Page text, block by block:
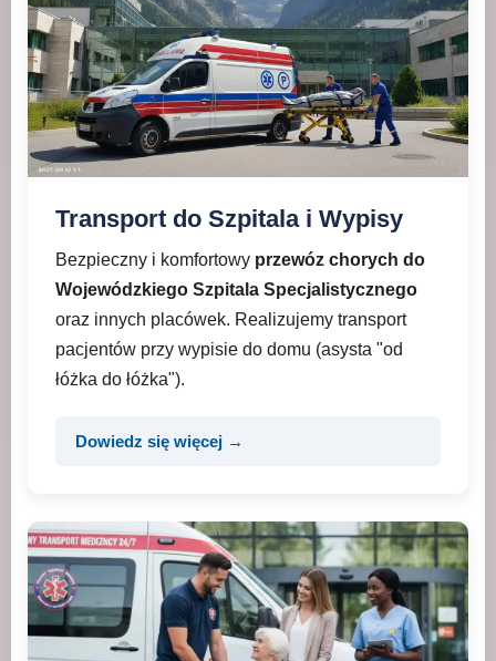
Transport do Szpitala i Wypisy
Bezpieczny i komfortowy przewóz chorych do
Wojewódzkiego Szpitala Specjalistycznego
oraz innych placówek. Realizujemy transport
pacjentów przy wypisie do domu (asysta "od
łóżka do łóżka").
Dowiedz się więcej →